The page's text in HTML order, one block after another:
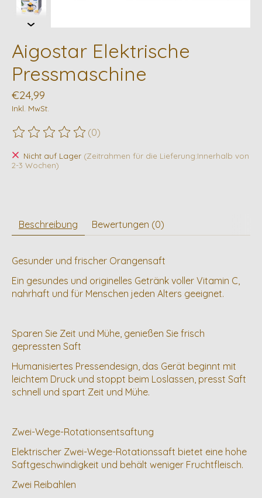
Aigostar Elektrische
Pressmaschine
€24,99
Inkl. MwSt.
Die Bewertung dieses Produkts ist
(0)
Nicht auf Lager (Zeitrahmen für die Lieferung:Innerhalb von
2-3 Wochen)
Beschreibung Bewertungen (0)
Gesunder und frischer Orangensaft
Ein gesundes und originelles Getränk voller Vitamin C,
nahrhaft und für Menschen jeden Alters geeignet.
Sparen Sie Zeit und Mühe, genießen Sie frisch
gepressten Saft
Humanisiertes Pressendesign, das Gerät beginnt mit
leichtem Druck und stoppt beim Loslassen, presst Saft
schnell und spart Zeit und Mühe.
Zwei-Wege-Rotationsentsaftung
Elektrischer Zwei-Wege-Rotationssaft bietet eine hohe
Saftgeschwindigkeit und behält weniger Fruchtfleisch.
Zwei Reibahlen